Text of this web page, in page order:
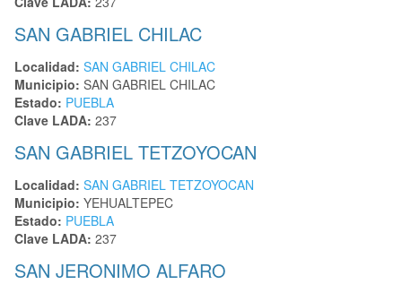
SAN GABRIEL CHILAC
Localidad: SAN GABRIEL CHILAC
Municipio: SAN GABRIEL CHILAC
Estado: PUEBLA
Clave LADA: 237
SAN GABRIEL TETZOYOCAN
Localidad: SAN GABRIEL TETZOYOCAN
Municipio: YEHUALTEPEC
Estado: PUEBLA
Clave LADA: 237
SAN JERONIMO ALFARO